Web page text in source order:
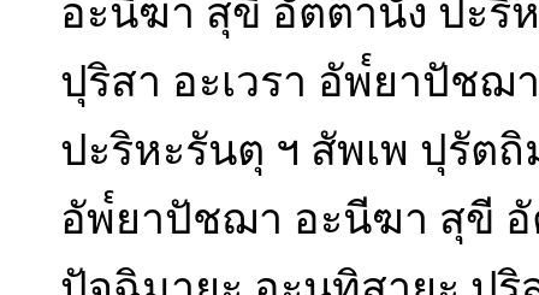
อะนีฆา สุขี อัตตานัง ปะริ
ปุริสา อะเวรา อัพ๎ยาปัช
ปะริหะรันตุ ฯ สัพเพ ปุรัตถิ
อัพ๎ยาปัชฌา อะนีฆา สุขี อั